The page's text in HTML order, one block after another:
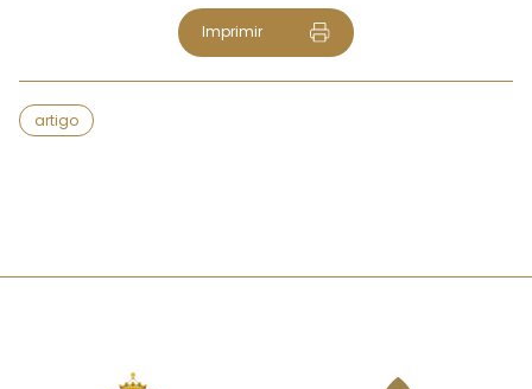
Imprimir
artigo